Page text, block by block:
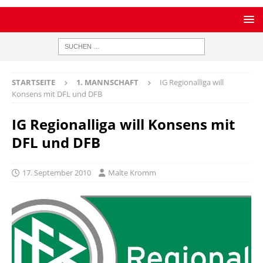
STARTSEITE 1. MANNSCHAFT
IG Regionalliga will
Konsens mit DFL und DFB
IG Regionalliga will Konsens mit
DFL und DFB
17. September 2010 Malte Kromm